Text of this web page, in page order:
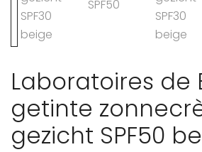
Laboratoires de
getinte
gezicht SPF50